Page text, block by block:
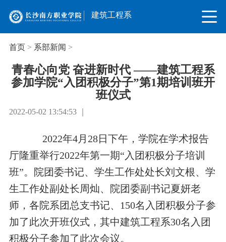
建筑工程系
首页> 系部新闻 >
青春心向党 奋进新时代 ——建筑工程系
参加学院“入团积极分子”第1期培训班开
班仪式
2022-05-02 13:54:53 ｜
2022年4月28日下午，学院在学术报告
厅隆重举行2022年第一期“入团积极分子培训
班”。院团委书记、学生工作处处长刘文根、学
生工作处副处长周灿、院团委副书记夏妍老
师，各院系团总支书记、150名入团积极分子参
加了此次开班仪式，其中建筑工程系30名入团
积极分子参加了此次会议。